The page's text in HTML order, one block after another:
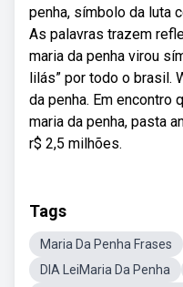
penha, símbolo da luta
As palavras trazem
maria da penha virou
lilás” por todo o brasil.
da penha. Em encontro
maria da penha, pasta
r$ 2,5 milhões.
Tags
Maria Da Penha Frases
DIA LeiMaria Da Penha